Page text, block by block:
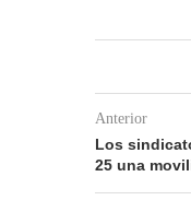
Anterior
Los
25 una